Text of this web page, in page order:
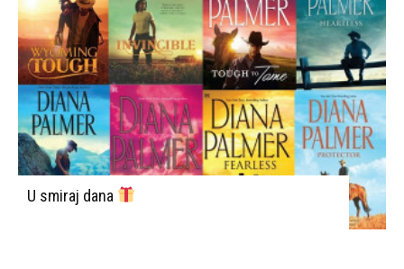
U smiraj dana